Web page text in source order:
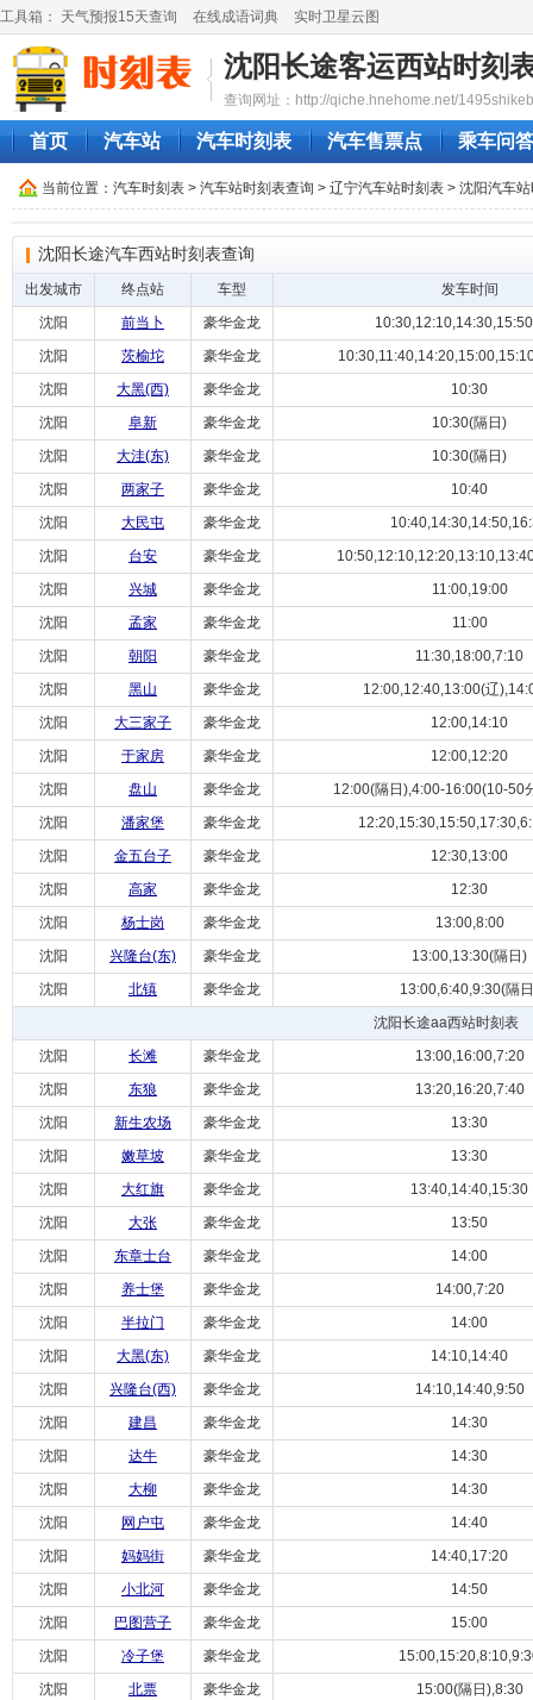
工具箱： 天气预报15天查询 在线成语词典 实时卫星云图
沈阳长途客运西站时刻
查询网址：http://qiche.hnehome.net/
首页 汽车站 汽车时刻表 汽车售票点 乘车问答
当前位置： 汽车时刻表 > 汽车站时刻表查询 > 辽宁汽车站时刻表 > 沈阳汽车
沈阳长途汽车西站时刻表查询
出发城市 终点站 车型
发车时间
沈阳
前当卜 豪华金龙
沈阳
茨榆坨 豪华金龙
沈阳
大黑(西) 豪华金龙
10:30
沈阳
阜新 豪华金龙
10:30(隔日)
沈阳
大洼(东) 豪华金龙
10:30(隔日)
沈阳
两家子 豪华金龙
10:40
沈阳
大民屯 豪华金龙
沈阳
台安 豪华金龙
沈阳
兴城 豪华金龙
11:00,19:00
沈阳
孟家 豪华金龙
11:00
沈阳
朝阳 豪华金龙
11:30,18:00,7:10
沈阳
黑山 豪华金龙
12:00,12:40,13:00(辽
沈阳
大三家子 豪华金龙
12:00,14:10
沈阳
于家房 豪华金龙
12:00,12:20
沈阳
盘山 豪华金龙
12:00(隔日),4:00-16:00(10-50
沈阳
潘家堡 豪华金龙
沈阳
金五台子 豪华金龙
12:30,13:00
沈阳
高家 豪华金龙
12:30
沈阳
杨士岗 豪华金龙
13:00,8:00
沈阳
兴隆台(东) 豪华金龙
13:00,13:30(隔日)
沈阳
北镇 豪华金龙
13:00,6:40,9:30(隔
沈阳长途aa西站时刻表
沈阳
长滩 豪华金龙
13:00,16:00,7:20
沈阳
东狼 豪华金龙
13:20,16:20,7:40
沈阳
新生农场 豪华金龙
13:30
沈阳
嫩草坡 豪华金龙
13:30
沈阳
大红旗 豪华金龙
13:40,14:40,15:30
沈阳
大张 豪华金龙
13:50
沈阳
东章士台 豪华金龙
14:00
沈阳
养士堡 豪华金龙
14:00,7:20
沈阳
半拉门 豪华金龙
14:00
沈阳
大黑(东) 豪华金龙
14:10,14:40
沈阳
兴隆台(西) 豪华金龙
14:10,14:40,9:50
沈阳
建昌 豪华金龙
14:30
沈阳
达牛 豪华金龙
14:30
沈阳
大柳 豪华金龙
14:30
沈阳
网户屯 豪华金龙
14:40
沈阳
妈妈街 豪华金龙
14:40,17:20
沈阳
小北河 豪华金龙
14:50
沈阳
巴图营子 豪华金龙
15:00
沈阳
冷子堡 豪华金龙
沈阳
北票 豪华金龙
15:00(隔日),8:30